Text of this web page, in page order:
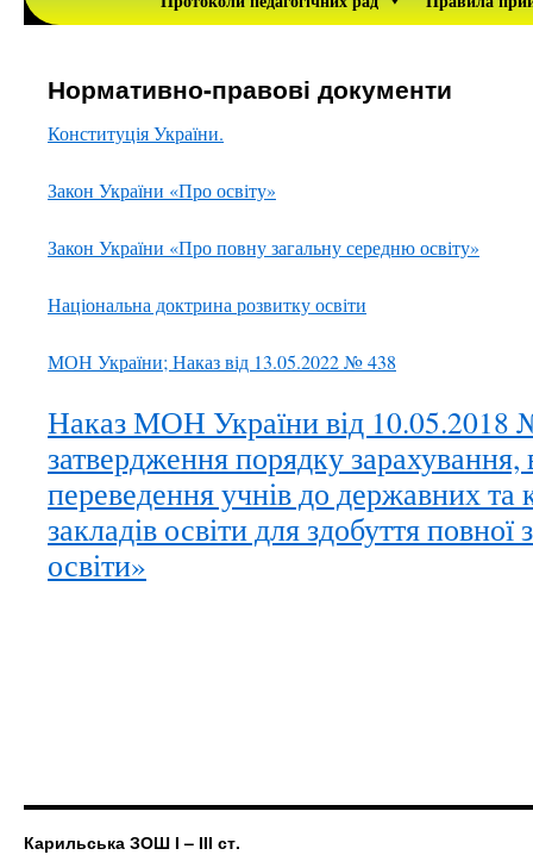
Нормативно-правові документи
Конституція України.
Закон України «Про освіту»
Закон України «Про повну загальну середню освіту»
Національна доктрина розвитку освіти
МОН України; Наказ від 13.05.2022 № 438
Наказ МОН України від
затвердження порядку зарахування,
переведення учнів до державних та
закладів освіти для здобуття повної
освіти»
Карильська ЗОШ І – ІІІ ст.